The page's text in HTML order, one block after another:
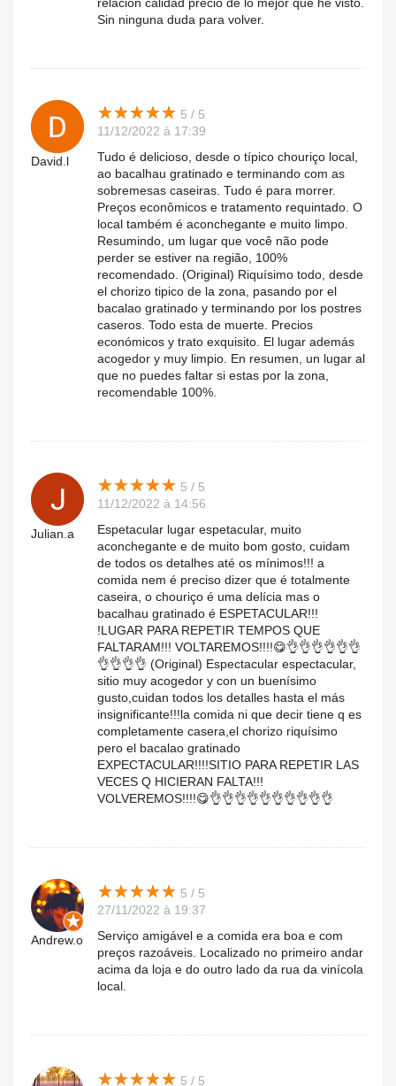
Sin ninguna duda para volver.
David.l
★★★★★
★★★★★ 5 / 5
11/12/2022 à 17:39
Tudo é delicioso, desde o típico chouriço local,
ao bacalhau gratinado e terminando com as
sobremesas caseiras. Tudo é para morrer.
Preços econômicos e tratamento requintado. O
local também é aconchegante e muito limpo.
Resumindo, um lugar que você não pode
perder se estiver na região, 100%
recomendado. (Original) Riquísimo todo, desde
el chorizo tipico de la zona, pasando por el
bacalao gratinado y terminando por los postres
caseros. Todo esta de muerte. Precios
económicos y trato exquisito. El lugar además
acogedor y muy limpio. En resumen, un lugar al
que no puedes faltar si estas por la zona,
recomendable 100%.
Julian.a
★★★★★
★★★★★ 5 / 5
11/12/2022 à 14:56
Espetacular lugar espetacular, muito
aconchegante e de muito bom gosto, cuidam
de todos os detalhes até os mínimos!!! a
comida nem é preciso dizer que é totalmente
caseira, o chouriço é uma delícia mas o
bacalhau gratinado é ESPETACULAR!!!
!LUGAR PARA REPETIR TEMPOS QUE
FALTARAM!!! VOLTAREMOS!!!!😋👌👌👌👌👌👌
👌👌👌👌 (Original) Espectacular espectacular,
sitio muy acogedor y con un buenísimo
gusto,cuidan todos los detalles hasta el más
insignificante!!!la comida ni que decir tiene q es
completamente casera,el chorizo riquísimo
pero el bacalao gratinado
EXPECTACULAR!!!!SITIO PARA REPETIR LAS
VECES Q HICIERAN FALTA!!!
VOLVEREMOS!!!!😋👌👌👌👌👌👌👌👌👌👌
Andrew.o
★★★★★
★★★★★ 5 / 5
27/11/2022 à 19:37
Serviço amigável e a comida era boa e com
preços razoáveis. Localizado no primeiro andar
acima da loja e do outro lado da rua da vinícola
local.
★★★★★
★★★★★ 5 / 5